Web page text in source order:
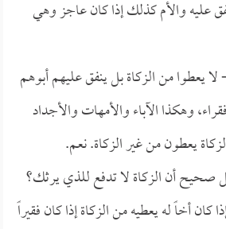
عليه والأم كذلك إذا كان عاجز وهي
لا يعطوا من الزكاة بل ينفق عليهم أبوهم
وهكذا الآباء والأمهات والأجداد
يعطون من غير الزكاة. نعم.
صحيح أن الزكاة لا تدفع للذي يرثك؟
كان أخاً له يعطيه من الزكاة إذا كان فقيراً